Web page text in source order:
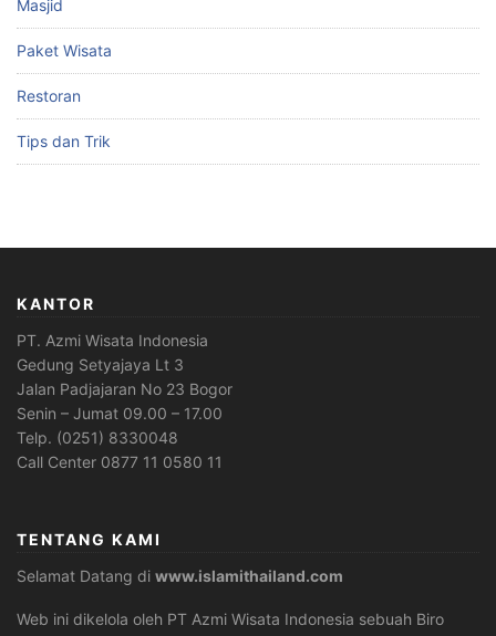
Masjid
Paket Wisata
Restoran
Tips dan Trik
KANTOR
PT. Azmi Wisata Indonesia
Gedung Setyajaya Lt 3
Jalan Padjajaran No 23 Bogor
Senin – Jumat 09.00 – 17.00
Telp. (0251) 8330048
Call Center 0877 11 0580 11
TENTANG KAMI
Selamat Datang di www.islamithailand.com
Web ini dikelola oleh PT Azmi Wisata Indonesia sebuah Biro